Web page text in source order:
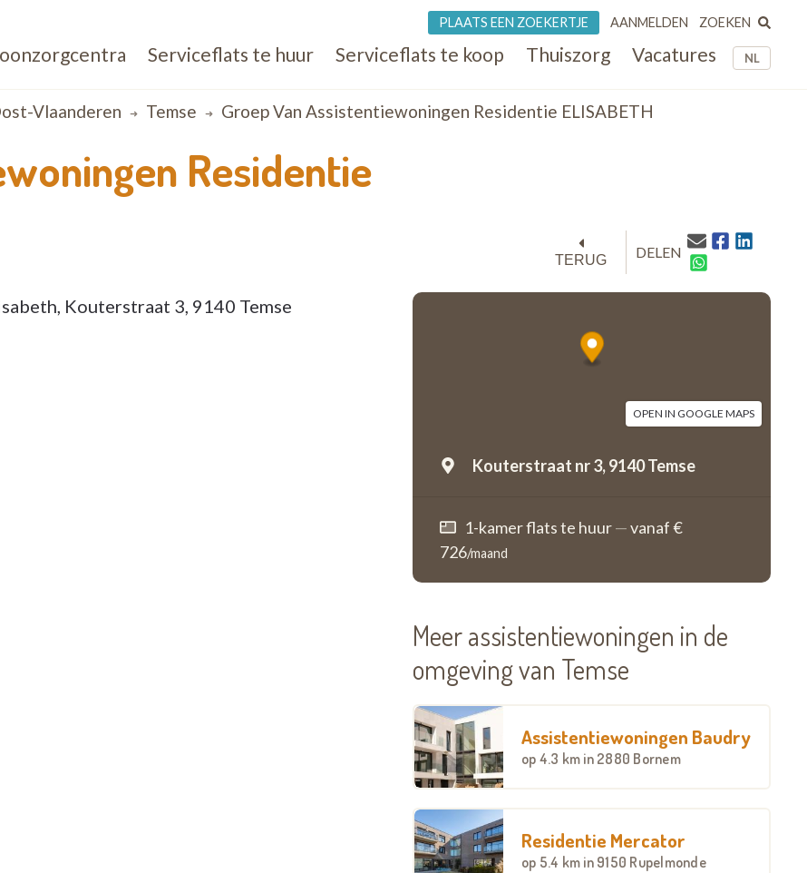
NL
Serviceflats te huur Serviceflats te koop Thuiszorg Vacatures
PLAATS EEN ZOEKERTJE AANMELDEN ZOEKEN
Vlaanderen Temse Groep Van Assistentiewoningen Residentie ELISABETH
Residentie
TERUG DELEN
OPEN IN GOOGLE MAPS
Kouterstraat nr 3,9140 Temse
1-kamer flats te huur—vanaf €
726/maand
Kouterstraat 3, 9140 Temse
Meer assistentiewoningen in de
omgeving van Temse
Assistentiewoningen Baudry
op 4.3 km in 2880 Bornem
Residentie Mercator
op 5.4 km in 9150 Rupelmonde